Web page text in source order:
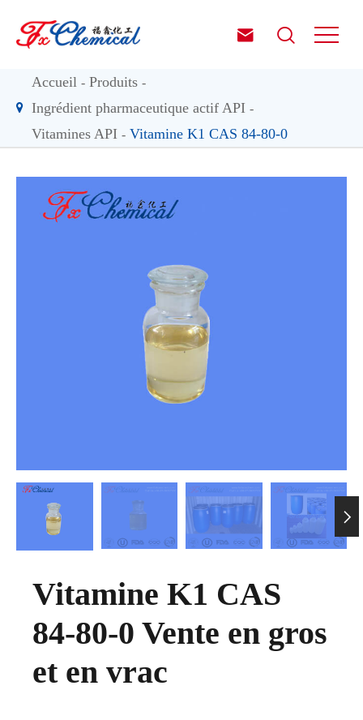
 
Accueil
Produits
Ingrédient pharmaceutique actif API
Vitamines API
Vitamine K1 CAS 84-80-0

Vitamine K1 CAS
84-80-0 Vente en gros
et en vrac